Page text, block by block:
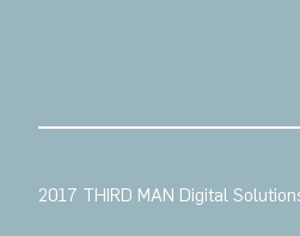
2017 THIRD MAN Digital